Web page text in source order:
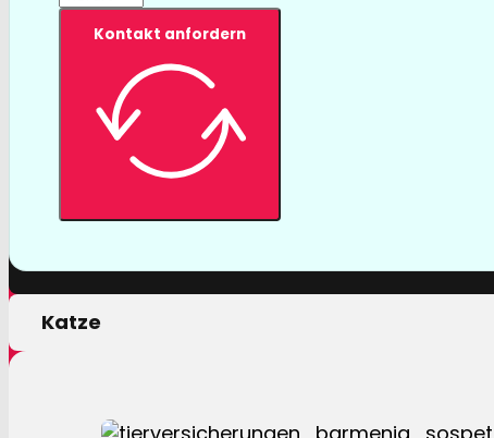
Kontakt anfordern
Mit einer Tierversicherung der Barmenia
nur von erstklassigen Leistungen, sondern auch
Hund
Katze